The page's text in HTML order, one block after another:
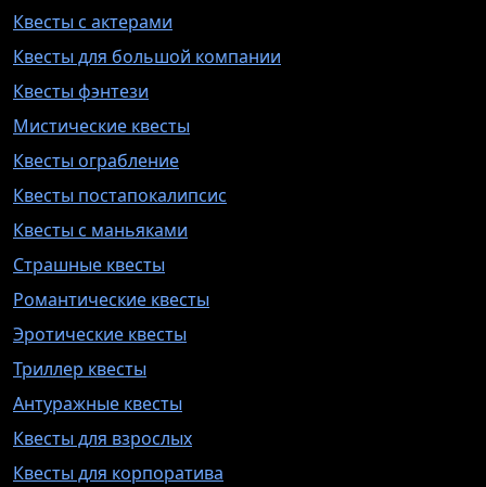
Квесты с актерами
Квесты для большой компании
Квесты фэнтези
Мистические квесты
Квесты ограбление
Квесты постапокалипсис
Квесты с маньяками
Страшные квесты
Романтические квесты
Эротические квесты
Триллер квесты
Антуражные квесты
Квесты для взрослых
Квесты для корпоратива